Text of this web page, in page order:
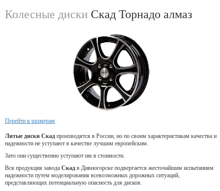
Колесные диски Скад Торнадо алмаз
Перейти к размерам
Литые диски Скад производятся в России, но по своим характеристикам качества и
надежности не уступают в качестве лучшим европейским.
Зато они существенно уступают им в стоимости.
Вся продукция завода Скад в Дивногорске подвергается жесточайшим испытаниям
надежности путем моделирования всевозможных дорожных ситуаций,
представляющих потенциальную опасность для дисков.